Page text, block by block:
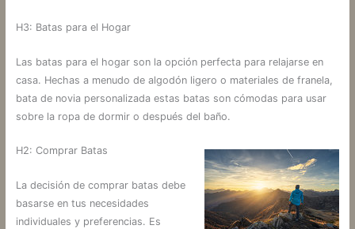
H3: Batas para el Hogar
Las batas para el hogar son la opción perfecta para relajarse en
casa. Hechas a menudo de algodón ligero o materiales de franela,
bata de novia personalizada estas batas son cómodas para usar
sobre la ropa de dormir o después del baño.
H2: Comprar Batas
La decisión de comprar batas debe
basarse en tus necesidades
individuales y preferencias. Es